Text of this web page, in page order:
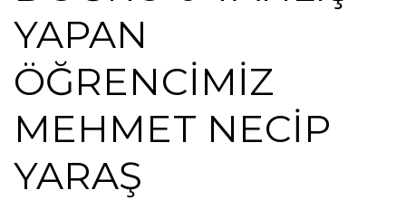
YAPAN
ÖĞRENCİMİZ
MEHMET NECİP
YARAŞ